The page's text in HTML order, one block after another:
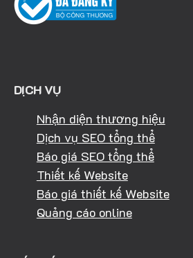
DỊCH VỤ
Nhận diện thương hiệu
Dịch vụ SEO tổng thể
Báo giá SEO tổng thể
Thiết kế Website
Báo giá thiết kế Website
Quảng cáo online